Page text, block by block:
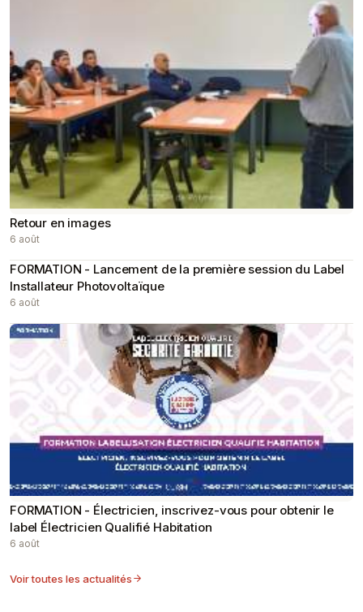
Retour en images
6 août
FORMATION - Lancement de la première session du Label
Installateur Photovoltaïque
6 août
FORMATION - Électricien, inscrivez-vous pour obtenir le
label Électricien Qualifié Habitation
6 août
Voir toutes les actualités